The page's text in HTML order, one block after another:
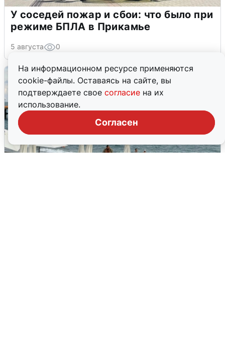
На информационном ресурсе применяются
cookie-файлы. Оставаясь на сайте, вы
подтверждаете свое согласие на их
использование.
Согласен
У соседей пожар и сбои: что было при
режиме БПЛА в Прикамье
5 августа 0